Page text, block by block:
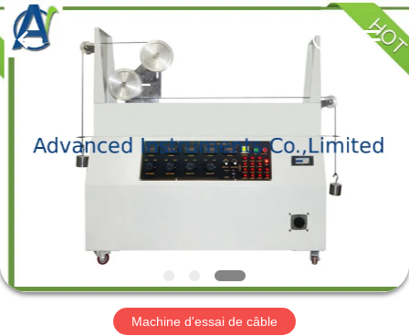
MAISON
PRODUITS
DE
NOUS
-
2026
Advanced
Instruments
Co.,Limited.
All
Rights
Reserved.
Machine d'essai de câble